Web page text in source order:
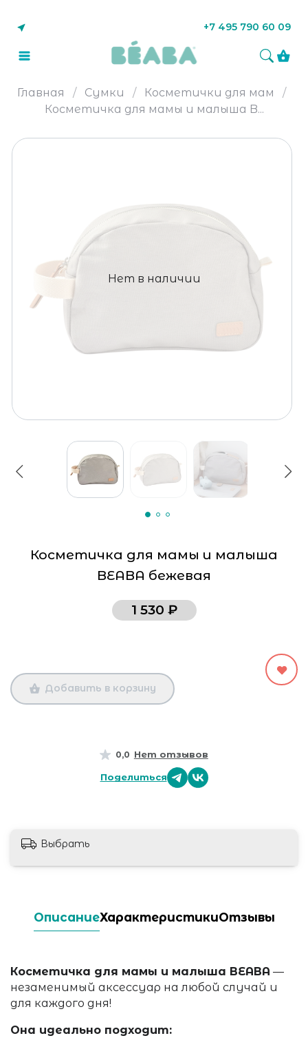
+7 495 790 60 09
Главная Сумки
Косметички для мам
Косметичка для мамы и малыша B...
Нет в наличии
Косметичка для мамы и малыша
BEABA бежевая
0,0 Нет отзывов
Поделиться
1 530 ₽
Добавить в корзину
Выбрать
ОписаниеХарактеристикиОтзывы
Косметичка для мамы и малыша BEABA —
незаменимый аксессуар на любой случай и
для каждого дня!
Она идеально подходит: